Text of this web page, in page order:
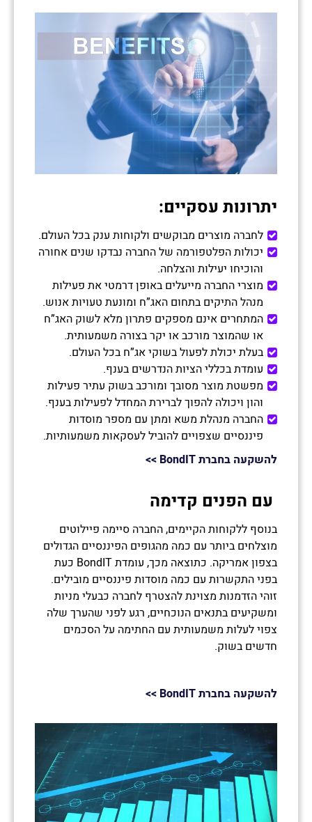
יתרונות עסקיים:
לחברה מוצרים מבוקשים ולקוחות ענק בכל העולם.
יכולות הפלטפורמה של החברה נבדקו שנים אחורה
והוכיחו יעילות והצלחה.
מוצרי החברה מייעלים באופן דרמטי את פעילות
מנהל התיקים בתחום האג”ח ומונעת טעויות אנוש.
המתחרים אינם מספקים פתרון מלא לשוק האג”ח
או שהמוצר מורכב או יקר בצורה משמעותית.
בעלת יכולת לפעול בשוקי אג”ח בכל העולם.
עומדת בכללי הציות הנדרשים בענף.
מפשטת מוצר מסובך ומורכב בשוק עתיר פעילות
והון ויכולה להפוך לברירת המחדל לפעילות בענף.
החברה מנהלת משא ומתן עם מספר מוסדות
פיננסיים שצפויים להוביל לעסקאות משמעותיות.
להשקעה בחברתBondIT
>>
עם הפנים קדימה
בנוסף ללקוחות הקיימים, החברה סיימה פיילוטים
מוצלחים ביותר עם כמה מהגופים הפיננסיים הגדולים
בצפון אמריקה. כתוצאה מכך, עומדת BondIT כעת
בפני התקשרות עם כמה מוסדות פיננסיים מובילים.
זוהי הזדמנות מצוינת להצטרף לחברה כבעלי מניות
ומשקיעים בתנאים הנוכחיים, רגע לפני שהערך שלה
צפוי לעלות משמעותית עם החתימה על הסכמים
חדשים בשוק.
להשקעה בחברתBondIT
>>